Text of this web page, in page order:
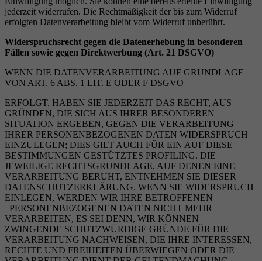
jederzeit widerrufen. Die Rechtmäßigkeit der bis zum Widerruf
erfolgten Datenverarbeitung bleibt vom Widerruf unberührt.
Widerspruchsrecht gegen die Datenerhebung in besonderen
Fällen sowie gegen Direktwerbung (Art. 21 DSGVO)
WENN DIE DATENVERARBEITUNG AUF GRUNDLAGE
VON ART. 6 ABS. 1 LIT. E ODER F DSGVO
ERFOLGT, HABEN SIE JEDERZEIT DAS RECHT, AUS
GRÜNDEN, DIE SICH AUS IHRER BESONDEREN
SITUATION ERGEBEN, GEGEN DIE VERARBEITUNG
IHRER PERSONENBEZOGENEN DATEN WIDERSPRUCH
EINZULEGEN; DIES GILT AUCH FÜR EIN AUF DIESE
BESTIMMUNGEN GESTÜTZTES PROFILING. DIE
JEWEILIGE RECHTSGRUNDLAGE, AUF DENEN EINE
VERARBEITUNG BERUHT, ENTNEHMEN SIE DIESER
DATENSCHUTZERKLÄRUNG. WENN SIE WIDERSPRUCH
EINLEGEN, WERDEN WIR IHRE BETROFFENEN
PERSONENBEZOGENEN DATEN NICHT MEHR
VERARBEITEN, ES SEI DENN, WIR KÖNNEN
ZWINGENDE SCHUTZWÜRDIGE GRÜNDE FÜR DIE
VERARBEITUNG NACHWEISEN, DIE IHRE INTERESSEN,
RECHTE UND FREIHEITEN ÜBERWIEGEN ODER DIE